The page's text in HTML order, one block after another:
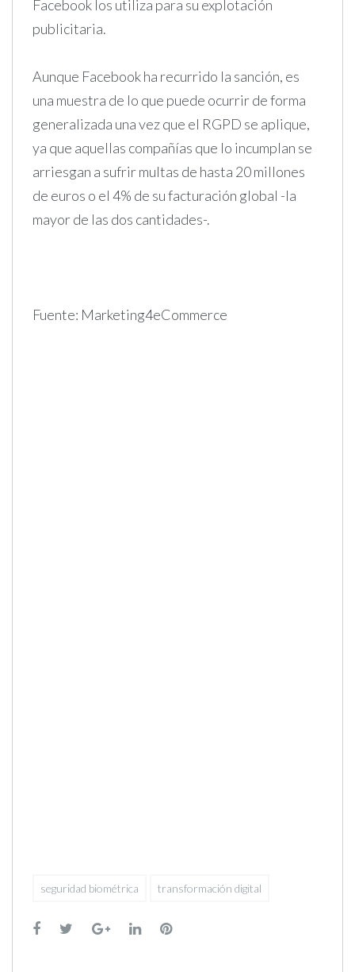
Facebook los utiliza para su explotación
publicitaria.
Aunque Facebook ha recurrido la sanción, es
una muestra de lo que puede ocurrir de forma
generalizada una vez que el RGPD se aplique,
ya que aquellas compañías que lo incumplan se
arriesgan a sufrir multas de hasta 20 millones
de euros o el 4% de su facturación global -la
mayor de las dos cantidades-.
Fuente: Marketing4eCommerce
seguridad biométrica transformación digital
Facebook
TwitterGoogle+
LinkedInPinterest